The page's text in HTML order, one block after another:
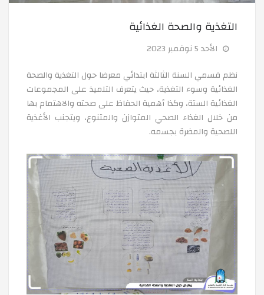
التغذية والصحة الغذائية
الأحد 5 نوفمبر 2023
نظم قسمي السنة الثالثة ابتدائي معرضا حول التغذية والصحة
الغذائية وسوء التغذية، حيث يتعرف التلميذ على المجموعات
الغذائية الستة، وكذا أهمية الحفاظ على صحته والاهتمام بها
من خلال الغذاء الصحي المتوازن والمتنوع، ويتجنب الأغذية
اللصحية والمضرة بجسمه.